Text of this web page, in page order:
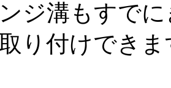
ジ溝もすで
り付けできま